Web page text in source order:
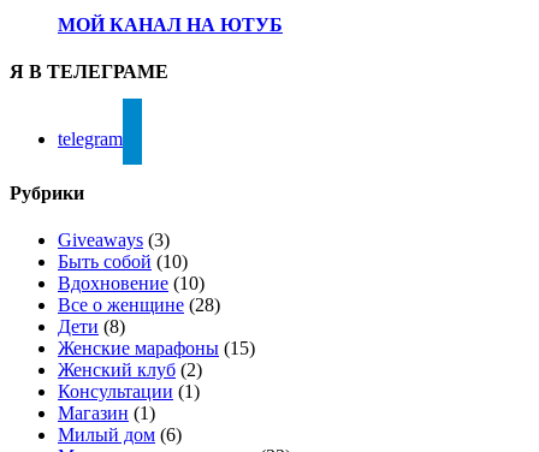
МОЙ КАНАЛ НА ЮТУБ
Я В ТЕЛЕГРАМЕ
telegram
Рубрики
Giveaways (3)
Быть собой (10)
Вдохновение (10)
Все о женщине (28)
Дети (8)
Женские марафоны (15)
Женский клуб (2)
Консультации (1)
Магазин (1)
Милый дом (6)